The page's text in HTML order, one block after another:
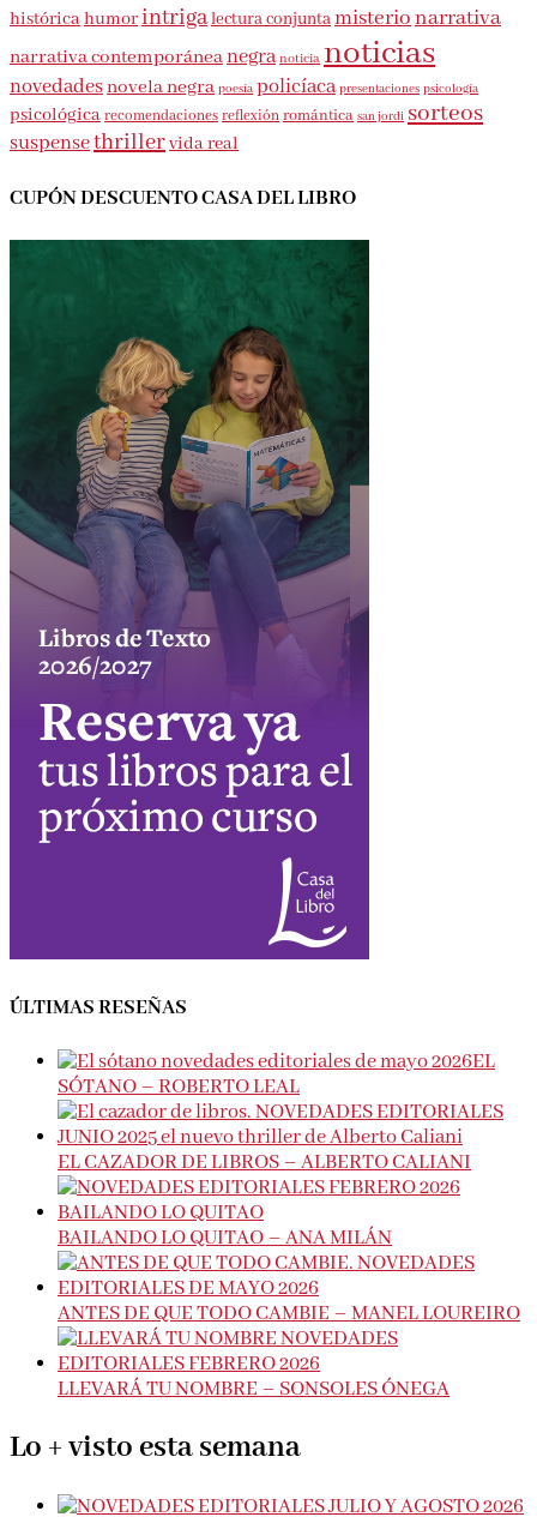
históricahumorintrigalectura conjuntamisterionarrativa
narrativa contemporáneanegra noticia noticias
novedadesnovela negra poesía policíaca presentaciones psicología
psicológica recomendaciones reflexión romántica san jordi sorteos
suspensethrillervida real
CUPÓN DESCUENTO CASA DEL LIBRO
ÚLTIMAS RESEÑAS
EL
SÓTANO – ROBERTO LEAL
EL CAZADOR DE LIBROS – ALBERTO CALIANI
BAILANDO LO QUITAO – ANA MILÁN
ANTES DE QUE TODO CAMBIE – MANEL LOUREIRO
LLEVARÁ TU NOMBRE – SONSOLES ÓNEGA
Lo + visto esta semana